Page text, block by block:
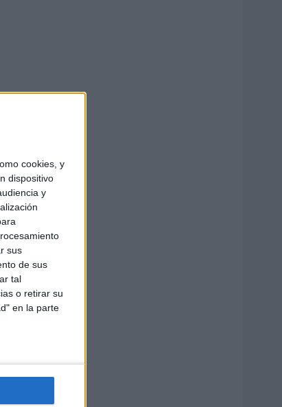
cookies, y
dispositivo
y
sus
de sus
tal
o retirar su
en la parte